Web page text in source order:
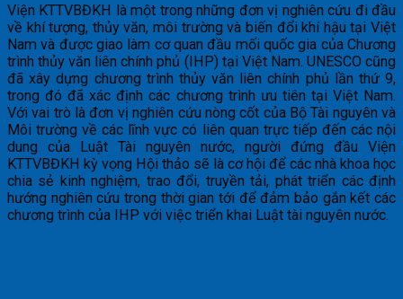
Viện KTTVBĐKH là một trong những đơn vị nghiên cứu đi đầu
về khí tượng, thủy văn, môi trường và biến đổi khí hậu tại Việt
Nam và được giao làm cơ quan đầu mối quốc gia của Chương
trình thủy văn liên chính phủ (IHP) tại Việt Nam. UNESCO cũng
đã xây dựng chương trình thủy văn liên chính phủ lần thứ 9,
trong đó đã xác định các chương trình ưu tiên tại Việt Nam.
Với vai trò là đơn vị nghiên cứu nòng cốt của Bộ Tài nguyên và
Môi trường về các lĩnh vực có liên quan trực tiếp đến các nội
dung của Luật Tài nguyên nước, người đứng đầu Viện
KTTVBĐKH kỳ vọng Hội thảo sẽ là cơ hội để các nhà khoa học
chia sẻ kinh nghiệm, trao đổi, truyền tải, phát triển các định
hướng nghiên cứu trong thời gian tới để đảm bảo gắn kết các
chương trình của IHP với việc triển khai Luật tài nguyên nước.